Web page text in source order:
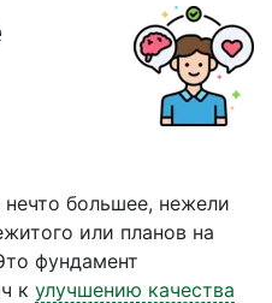
большее, нежели
или планов на
фундамент
к улучшению качества